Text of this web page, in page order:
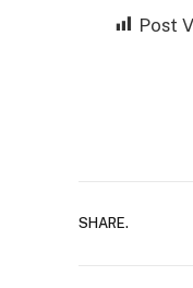
Post
SHARE.